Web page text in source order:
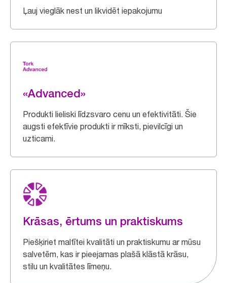
Ļauj vieglāk nest un likvidēt iepakojumu
«Advanced»
Produkti lieliski līdzsvaro cenu un efektivitāti. Šie
augsti efektīvie produkti ir mīksti, pievilcīgi un
uzticami.
Krāsas, ērtums un praktiskums
Piešķiriet maltītei kvalitāti un praktiskumu ar mūsu
salvetēm, kas ir pieejamas plašā klāstā krāsu,
stilu un kvalitātes līmeņu.